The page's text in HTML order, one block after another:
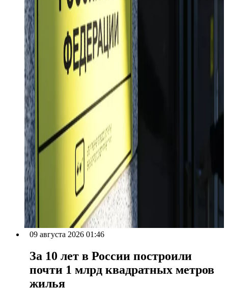
09 августа 2026 01:46
За 10 лет в России построили
почти 1 млрд квадратных метров
жилья